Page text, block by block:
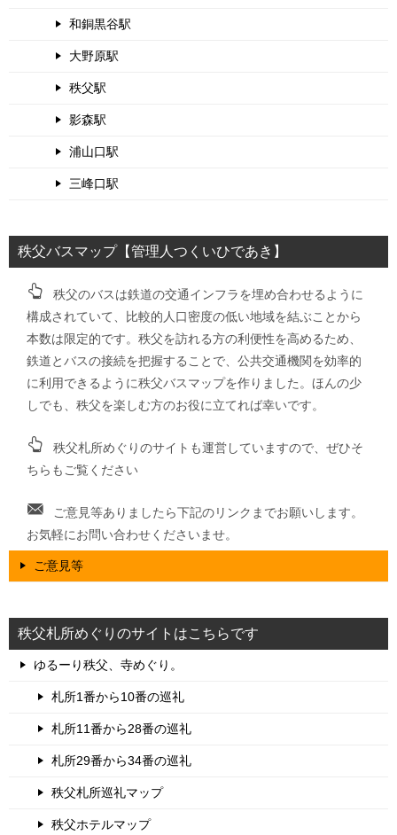
和銅黒谷駅
大野原駅
秩父駅
影森駅
浦山口駅
三峰口駅
秩父バスマップ【管理人つくいひであき】
秩父のバスは鉄道の交通インフラを埋め合わせるように
構成されていて、比較的人口密度の低い地域を結ぶことから
本数は限定的です。秩父を訪れる方の利便性を高めるため、
鉄道とバスの接続を把握することで、公共交通機関を効率的
に利用できるように秩父バスマップを作りました。ほんの少
しでも、秩父を楽しむ方のお役に立てれば幸いです。
秩父札所めぐりのサイトも運営していますので、ぜひそ
ちらもご覧ください
ご意見等ありましたら下記のリンクまでお願いします。
お気軽にお問い合わせくださいませ。
ご意見等
秩父札所めぐりのサイトはこちらです
ゆるーり秩父、寺めぐり。
札所1番から10番の巡礼
札所11番から28番の巡礼
札所29番から34番の巡礼
秩父札所巡礼マップ
秩父ホテルマップ